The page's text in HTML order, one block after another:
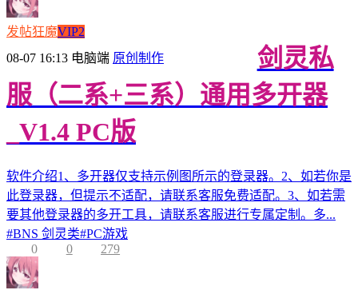
发帖狂魔VIP2
08-07 16:13 电脑端 原创制作
剑灵私
服（二系+三系）通用多开器
_V1.4 PC版
软件介绍1、多开器仅支持示例图所示的登录器。2、如若你是
此登录器，但提示不适配，请联系客服免费适配。3、如若需
要其他登录器的多开工具，请联系客服进行专属定制。多...
#BNS 剑灵类#PC游戏
0
0 279